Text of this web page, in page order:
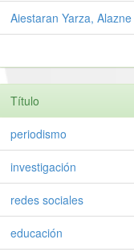
Aiestaran Yarza, Alazne
Título
periodismo
investigación
redes sociales
educación